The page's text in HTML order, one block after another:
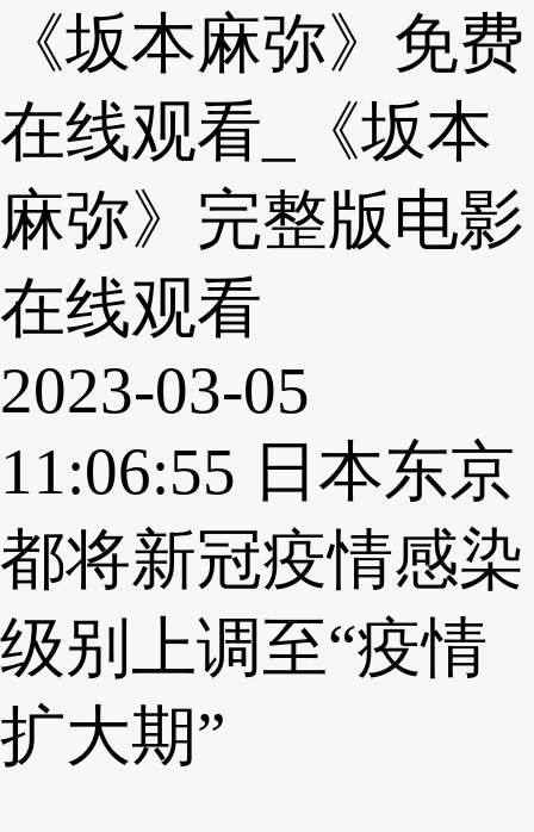
《坂本麻弥》免费
在线观看_《坂本
麻弥》完整版电影
在线观看
2023-03-05
11:06:55 日本东京
都将新冠疫情感染
级别上调至“疫情
扩大期”